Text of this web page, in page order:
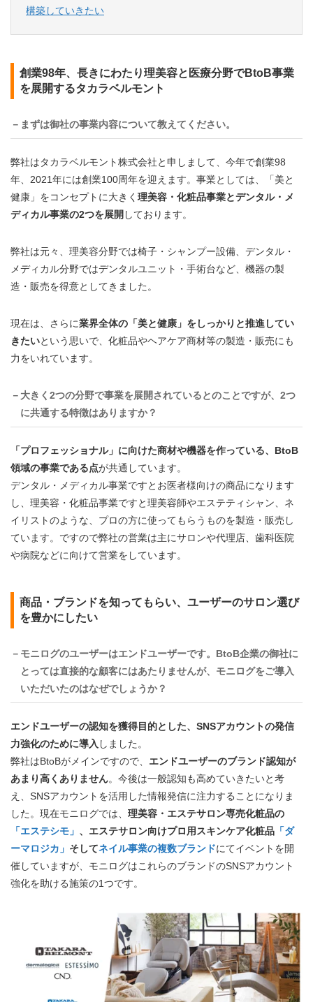
構築していきたい
創業98年、長きにわたり理美容と医療分野でBtoB事業
を展開するタカラベルモント
－まずは御社の事業内容について教えてください。
弊社はタカラベルモント株式会社と申しまして、今年で創業98
年、2021年には創業100周年を迎えます。事業としては、「美と
健康」をコンセプトに大きく 理美容・化粧品事業とデンタル・メ
ディカル事業の2つを展開 しております。
弊社は元々、理美容分野では椅子・シャンプー設備、デンタル・
メディカル分野ではデンタルユニット・手術台など、機器の製
造・販売を得意としてきました。
現在は、さらに業界全体の「美と健康」をしっかりと推進してい
きたいという思いで、化粧品やヘアケア商材等の製造・販売にも
力をいれています。
－大きく2つの分野で事業を展開されているとのことですが、2つ
に共通する特徴はありますか？
「プロフェッショナル」に向けた商材や機器を作っている、BtoB
領域の事業である点が共通しています。
デンタル・メディカル事業ですとお医者様向けの商品になります
し、理美容・化粧品事業ですと理美容師やエステティシャン、ネ
イリストのような、プロの方に使ってもらうものを製造・販売し
ています。ですので弊社の営業は主にサロンや代理店、歯科医院
や病院などに向けて営業をしています。
商品・ブランドを知ってもらい、ユーザーのサロン選び
を豊かにしたい
－モニログのユーザーはエンドユーザーです。BtoB企業の御社に
とっては直接的な顧客にはあたりませんが、モニログをご導入
いただいたのはなぜでしょうか？
エンドユーザーの認知を獲得目的とした、SNSアカウントの発信
力強化のために導入 しました。
弊社はBtoBがメインですので、 エンドユーザーのブランド認知が
あまり高くありません。今後は一般認知も高めていきたいと考
え、SNSアカウントを活用した情報発信に注力することになりま
した。現在モニログでは、 理美容・エステサロン専売化粧品の
「エステシモ」 、エステサロン向けプロ用スキンケア化粧品 「ダ
ーマロジカ」 そしてネイル事業の複数ブランドにてイベントを開
催していますが、モニログはこれらのブランドのSNSアカウント
強化を助ける施策の1つです。